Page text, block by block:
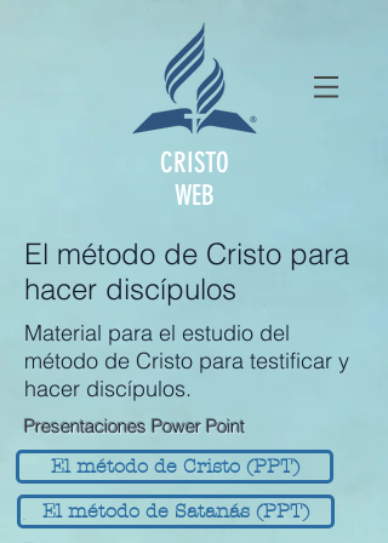
CRISTO
WEB
El método de Cristo para
hacer discípulos
Material para el estudio del
método de Cristo para testificar y
hacer discípulos.
Presentaciones Power Point
El método de Cristo (PPT)
El método de Satanás (PPT)